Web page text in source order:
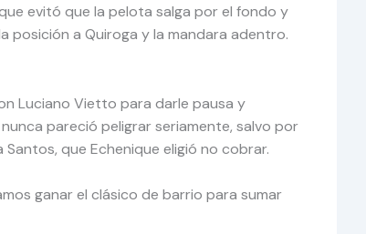
evitó que la pelota salga por el fondo y
posición a Quiroga y la mandara adentro.
Luciano Vietto para darle pausa y
pareció peligrar seriamente, salvo por
que Echenique eligió no cobrar.
ganar el clásico de barrio para sumar